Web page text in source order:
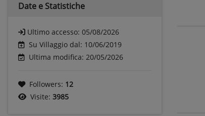
Date e Statistiche
Ultimo accesso: 05/08/2026
Su Villaggio dal: 10/06/2019
Ultima modifica: 20/05/2026
Followers: 12
Visite: 3985